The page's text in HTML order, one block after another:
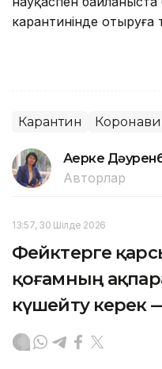
карантинінде отыруға
Карантин
Ақерке
Авторлар
13:57, 30 Шілде 2026
Фейктерге
қоғамның
күшейту керек